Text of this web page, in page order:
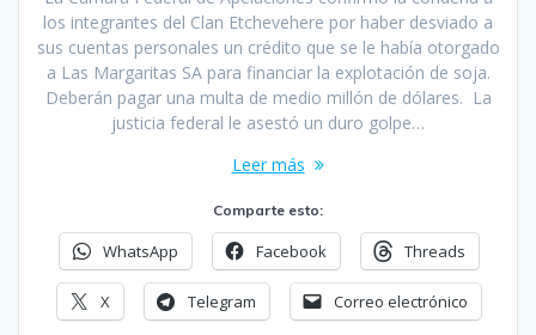
los integrantes del Clan Etchevehere por haber desviado a
sus cuentas personales un crédito que se le había otorgado
a Las Margaritas SA para financiar la explotación de soja.
Deberán pagar una multa de medio millón de dólares. La
justicia federal le asestó un duro golpe…
Leer más
Comparte esto:
WhatsApp Facebook Threads
X Telegram Correo electrónico